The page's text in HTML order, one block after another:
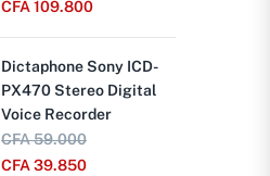
CFA109.800
Dictaphone Sony ICD-
PX470 Stereo Digital
Voice Recorder
CFA59.000
CFA39.850